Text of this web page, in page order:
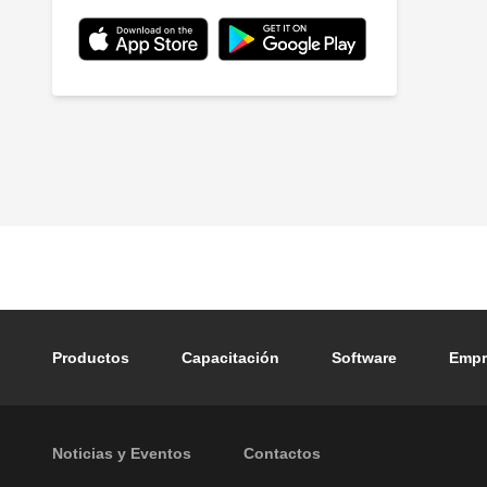
Footer main navigation
Productos Capacitación Software
Footer secondary navigation
Noticias y Eventos Contactos